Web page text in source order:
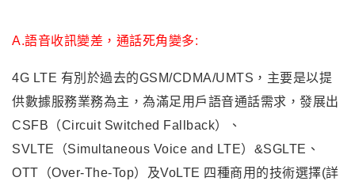
A.語音收訊變差 ， 通話死角變多:
4G LTE 有別於過去的GSM/CDMA/UMTS，主要是以提
供數據服務業務為主，為滿足用戶語音通話需求 ， 發展出
CSFB（Circuit Switched Fallback）、
SVLTE（Simultaneous Voice and LTE）&SGLTE、
OTT（Over-The-Top）及VoLTE 四種商用的技術選擇(詳